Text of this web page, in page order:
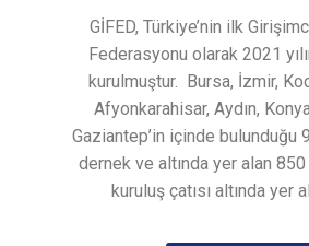
GİFED, Türkiye’nin ilk
Federasyonu olarak 2021
kurulmuştur. Bursa, İzmir,
Afyonkarahisar, Aydın,
Gaziantep’in içinde bulunduğu
dernek ve altında yer alan
kuruluş çatısı altında yer